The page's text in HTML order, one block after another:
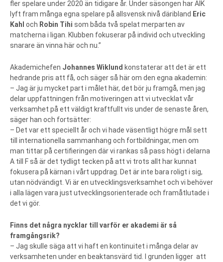
fler spelare under 2020 än tidigare år. Under säsongen har AIK
lyft fram många egna spelare på allsvensk nivå däribland Eric
Kahl och Robin Tihi som båda två spelat merparten av
matcherna i ligan. Klubben fokuserar på individ och utveckling
snarare än vinna här och nu.”
Akademichefen Johannes Wiklund konstaterar att det är ett
hedrande pris att få, och säger så här om den egna akademin:
– Jag är ju mycket part i målet här, det bör ju framgå, men jag
delar uppfattningen från motiveringen att vi utvecklat vår
verksamhet på ett väldigt kraftfullt vis under de senaste åren,
säger han och fortsätter:
– Det var ett speciellt år och vi hade väsentligt högre mål sett
till internationella sammanhang och fortbildningar, men om
man tittar på certifieringen där vi rankas så pass högt i delarna
A till F så är det tydligt tecken på att vi trots allt har kunnat
fokusera på kärnan i vårt uppdrag. Det är inte bara roligt i sig,
utan nödvändigt. Vi är en utvecklingsverksamhet och vi behöver
i alla lägen vara just utvecklingsorienterade och framåtlutade i
det vi gör.
Finns det några nycklar till varför er akademi är så
framgångsrik?
– Jag skulle säga att vi haft en kontinuitet i många delar av
verksamheten under en beaktansvärd tid. I grunden ligger att